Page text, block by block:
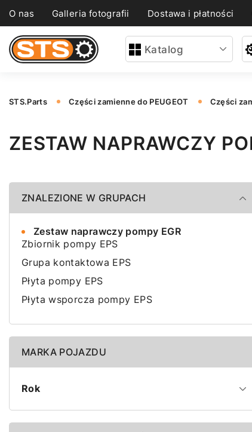
O nas Galleria fotografii Dostawa i płatności
Katalog
STS.Parts Części zamienne do PEUGEOT Części
ZESTAW NAPRAWCZY
ZNALEZIONE W GRUPACH
Zbiornik pompy EPS
Grupa kontaktowa EPS
Płyta pompy EPS
Płyta wsporcza pompy EPS
Zestaw naprawczy pompy EGR
MARKA POJAZDU
Rok